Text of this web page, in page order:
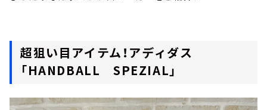
超狙い目アイテム！アディダス
「HANDBALL SPEZIAL」